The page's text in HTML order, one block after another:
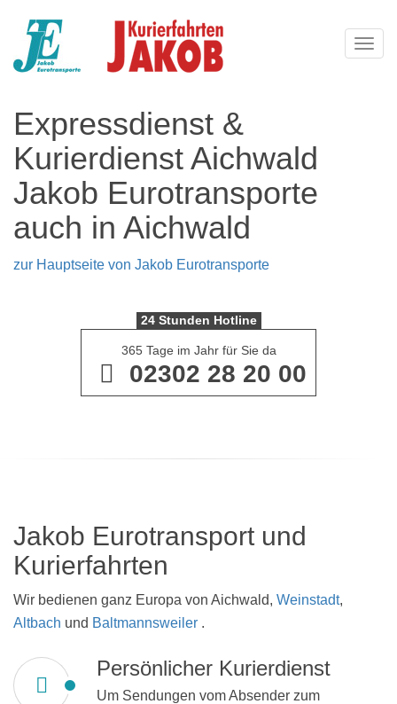
Expressdienst &
Kurierdienst Aichwald
Jakob Eurotransporte
auch in Aichwald
zur Hauptseite von Jakob Eurotransporte
24 Stunden Hotline
365 Tage im Jahr für Sie da
02302 28 20 00
Jakob Eurotransport und
Kurierfahrten
Wir bedienen ganz Europa von Aichwald, Weinstadt,
Altbach und Baltmannsweiler .
Persönlicher Kurierdienst
Um Sendungen vom Absender zum